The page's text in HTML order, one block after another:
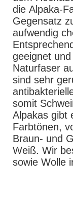
die Alpaka-
Gegensatz
aufwendig
geeignet
Naturfaser
sind sehr
somit
Alpakas gibt
Farbtönen,
Braun- und
Weiß. Wir
sowie Wolle